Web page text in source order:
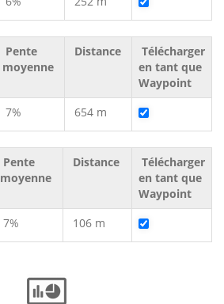
Pente
moyenne
Distance
Télécharger
en tant que
Waypoint
7% 654 m
Pente
moyenne
Distance
Télécharger
en tant que
Waypoint
7% 106 m